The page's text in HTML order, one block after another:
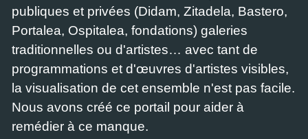
publiques et privées (Didam, Zitadela, Bastero,
Portalea, Ospitalea, fondations) galeries
traditionnelles ou d'artistes… avec tant de
programmations et d'œuvres d'artistes visibles,
la visualisation de cet ensemble n'est pas facile.
Nous avons créé ce portail pour aider à
remédier à ce manque.